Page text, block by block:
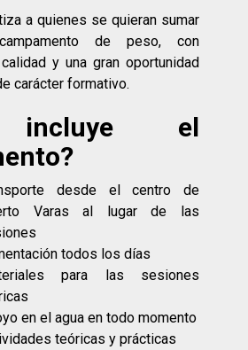
a quienes se quieran sumar
de peso, con
y una gran oportunidad
carácter formativo.
incluye el
desde el centro de
Varas al lugar de las
todos los días
para las sesiones
en el agua en todo momento
teóricas y prácticas